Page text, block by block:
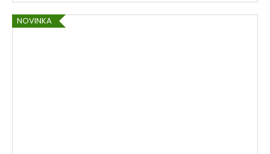
NOVINKA